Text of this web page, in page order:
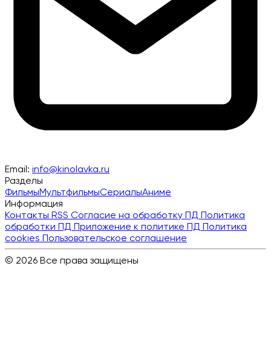
Email: info@kinolavka.ru
Разделы
ФильмыМультфильмыСериалыАниме
Информация
Контакты RSS Согласие на обработку ПД Политика
обработки ПД Приложение к политике ПД Политика
cookies Пользовательское соглашение
© 2026 Все права защищены